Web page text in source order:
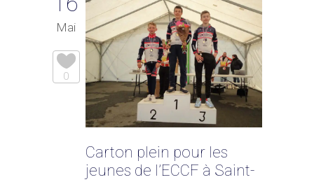
Mai
0
Carton plein pour les
jeunes de l’ECCF à Saint-